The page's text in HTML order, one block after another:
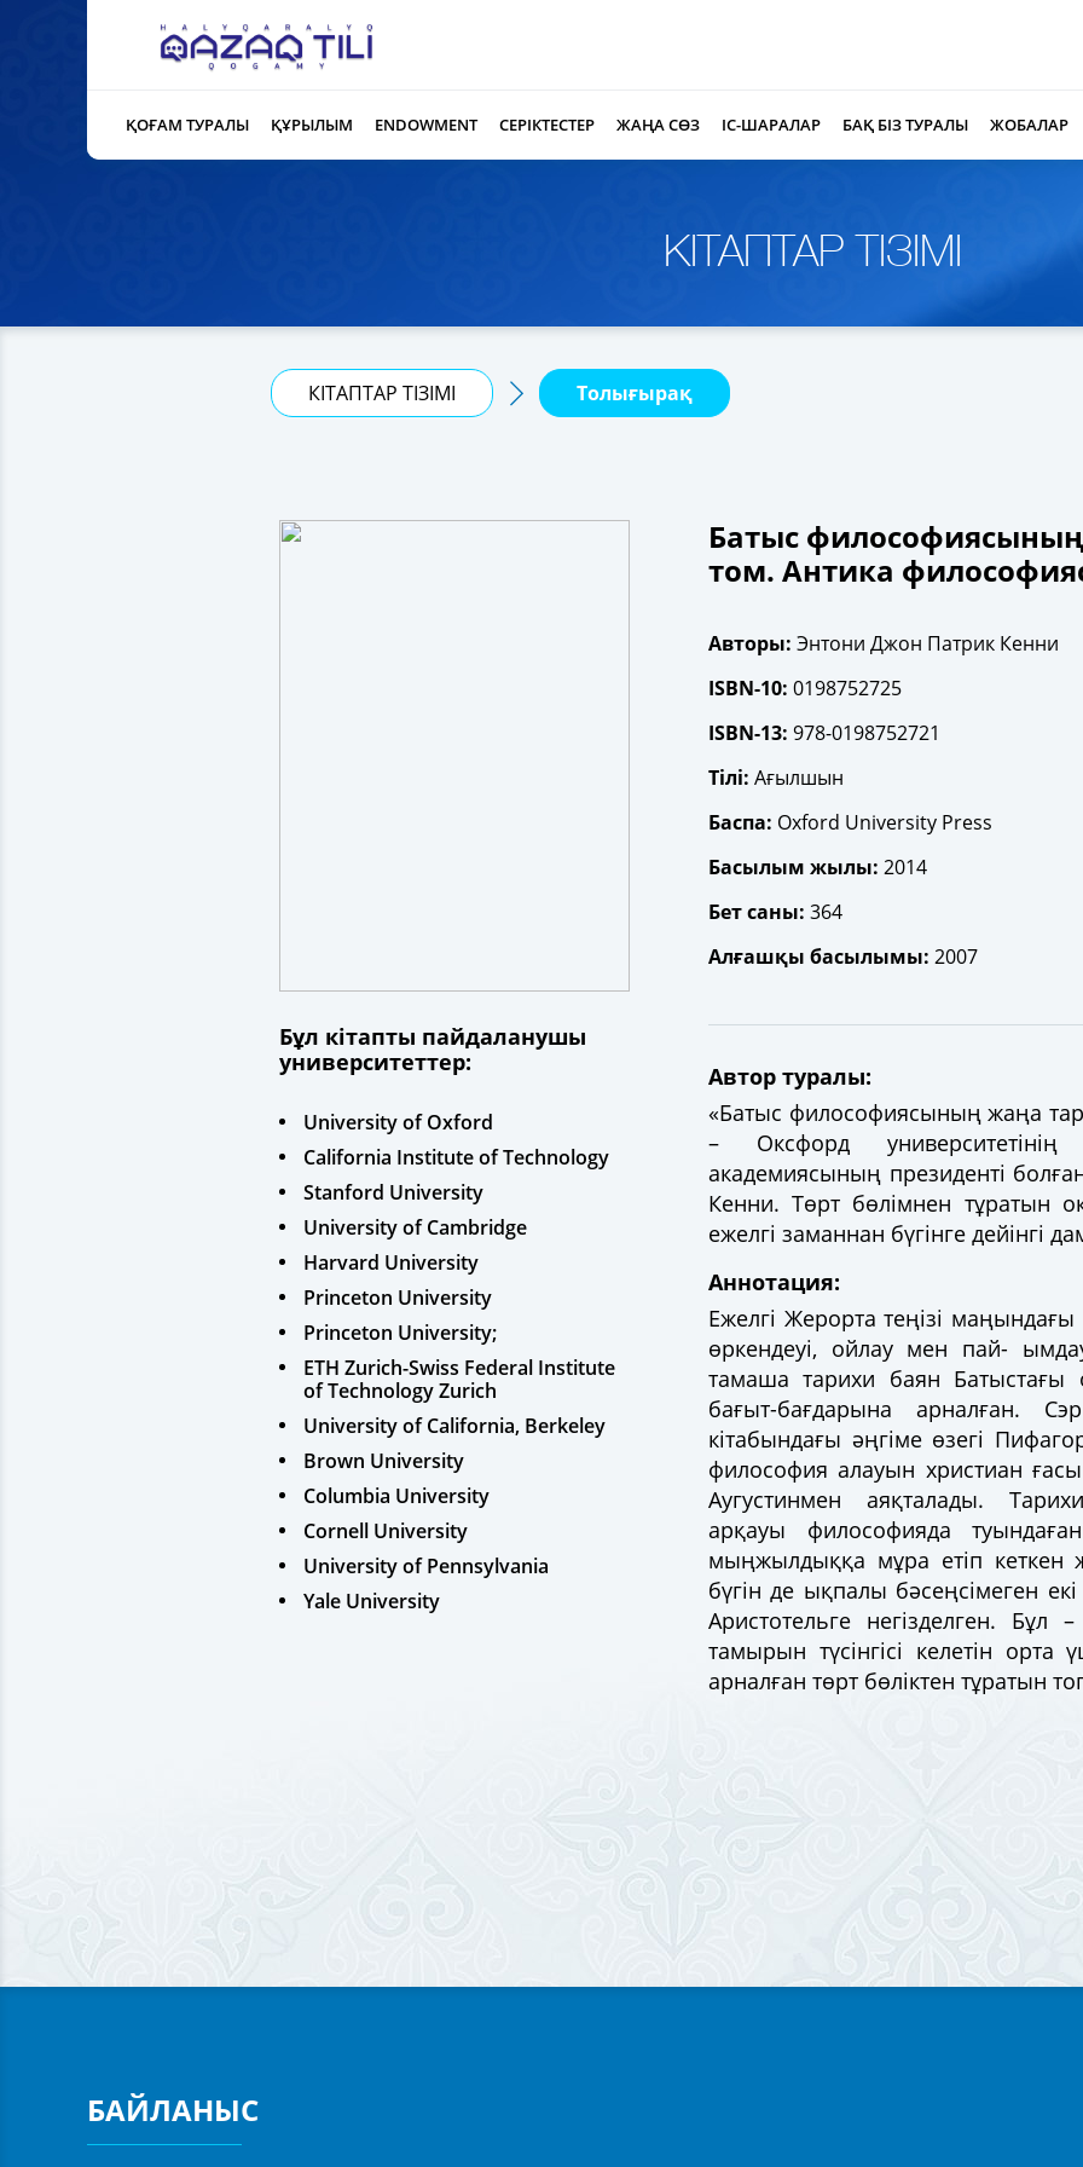
ҚОҒАМ ТУРАЛЫ ҚҰРЫЛЫМ ENDOWMENT СЕРІКТЕСТЕР ЖАҢА СӨЗ ІС-ШАРАЛАР БАҚ БІЗ ТУРАЛЫ ЖОБАЛАР
КІТАПТАР ТІЗІМІ
КІТАПТАР ТІЗІМІ Толығырақ
Бұл кітапты пайдаланушы
университеттер:
University of Oxford
California Institute of Technology
Stanford University
University of Cambridge
Harvard University
Princeton University
Princeton University;
ETH Zurich-Swiss Federal Institute
of Technology Zurich
University of California, Berkeley
Brown University
Columbia University
Cornell University
University of Pennsylvania
Yale University
Батыс
том. Антика
Авторы: Энтони Джон Патрик Кенни
ISBN-10: 0198752725
ISBN-13: 978-0198752721
Тілі: Ағылшын
Баспа: Oxford University Press
Басылым жылы: 2014
Бет саны: 364
Алғашқы басылымы: 2007
Автор туралы:
«Батыс философиясының жаңа
– Оксфорд университетінің
академиясының президенті
Кенни. Төрт бөлімнен тұратын
ежелгі заманнан бүгінге дейінгі
Аннотация:
Ежелгі Жерорта теңізі
өркендеуі, ойлау мен пай-
тамаша тарихи баян
бағыт-бағдарына арналған.
кітабындағы әңгіме өзегі
философия алауын христиан
Аугустинмен аяқталады.
арқауы философияда
мыңжылдыққа мұра етіп кеткен
бүгін де ықпалы бәсеңсімеген
Аристотельге негізделген. Бұл
тамырын түсінгісі келетін
арналған төрт бөліктен тұратын
БАЙЛАНЫС